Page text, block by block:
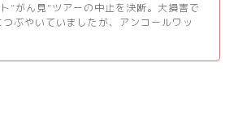
”がん見”ツアーの中止を決断。大損害で
ぶやいていましたが、アンコールワッ